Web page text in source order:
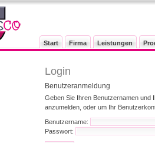
Start Firma Leistungen
Login
Benutzeranmeldung
Geben Sie Ihren Benutzernamen
anzumelden, oder um Ihr
Benutzername:
Passwort: